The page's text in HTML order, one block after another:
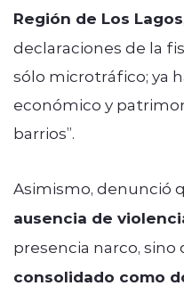
Región de Los Lagos
declaraciones de la
sólo microtráfico; ya
económico y
barrios”.
Asimismo, denunció
ausencia de
presencia narco, sino
consolidado como